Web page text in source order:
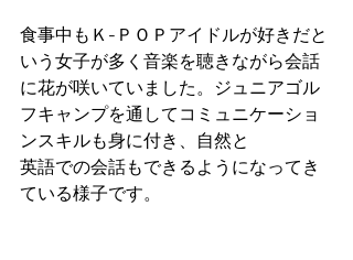
食事中もＫ-ＰＯＰアイドルが好きだと
いう女子が多く音楽を聴きながら会話
に花が咲いていました。ジュニアゴル
フキャンプを通してコミュニケーショ
ンスキルも身に付き、自然と
英語での会話もできるようになってき
ている様子です。